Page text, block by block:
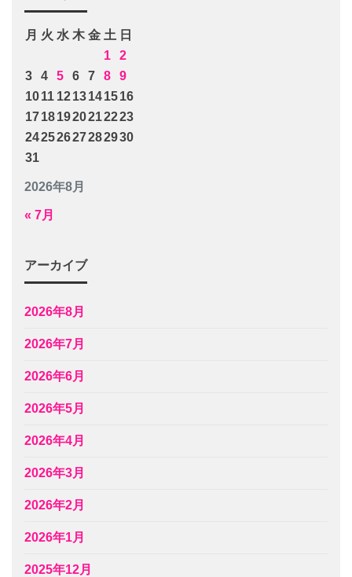
2026年8月
月 火 水 木 金 土 日
1
2
3
4 5 6 7 8
9
1011 1213141516
17181920212223
24252627282930
31
« 7月
アーカイブ
2026年8月
2026年7月
2026年6月
2026年5月
2026年4月
2026年3月
2026年2月
2026年1月
2025年12月